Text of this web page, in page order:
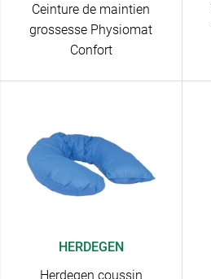
Ceinture de maintien
grossesse Physiomat
Confort
HERDEGEN
Herdegen coussin